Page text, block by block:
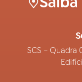
SCS – Quadra